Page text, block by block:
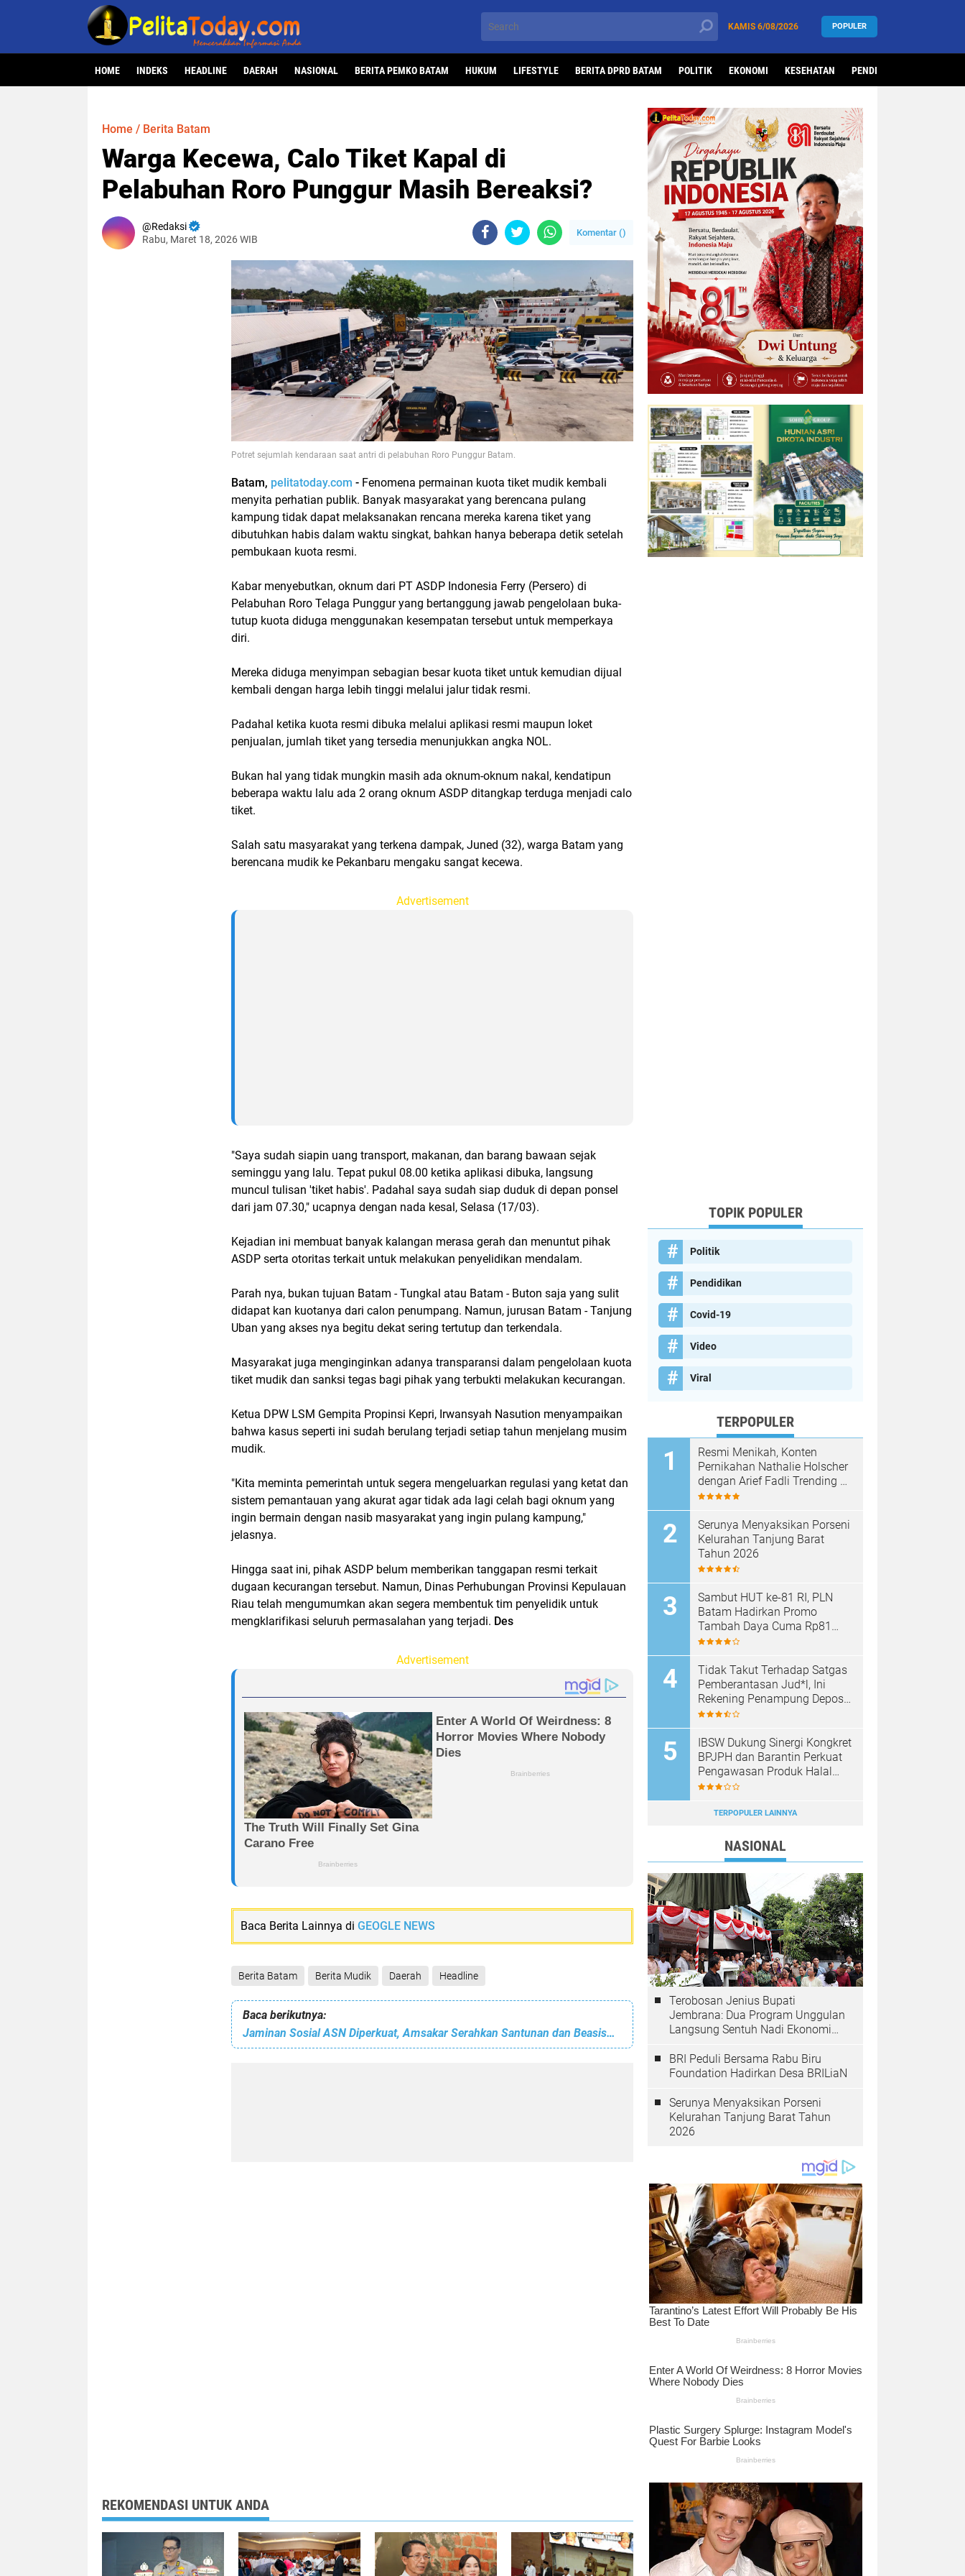
KAMIS 6/08/2026 POPULER
HOME INDEKS HEADLINE DAERAH NASIONAL BERITA PEMKO BATAM HUKUM LIFESTYLE BERITA DPRD BATAM POLITIK EKONOMI KESEHATAN PENDIDIKAN
Home / Berita Batam
Warga Kecewa, Calo Tiket Kapal di
Pelabuhan Roro Punggur Masih Bereaksi?
Redaksi
Rabu, Maret 18, 2026 WIB
Komentar ()
Potret sejumlah kendaraan saat antri di pelabuhan Roro Punggur Batam.
Batam, pelitatoday.com - Fenomena permainan kuota tiket mudik kembali
menyita perhatian publik. Banyak masyarakat yang berencana pulang
kampung tidak dapat melaksanakan rencana mereka karena tiket yang
dibutuhkan habis dalam waktu singkat, bahkan hanya beberapa detik setelah
pembukaan kuota resmi.
Kabar menyebutkan, oknum dari PT ASDP Indonesia Ferry (Persero) di
Pelabuhan Roro Telaga Punggur yang bertanggung jawab pengelolaan buka-
tutup kuota diduga menggunakan kesempatan tersebut untuk memperkaya
diri.
Mereka diduga menyimpan sebagian besar kuota tiket untuk kemudian dijual
kembali dengan harga lebih tinggi melalui jalur tidak resmi.
Padahal ketika kuota resmi dibuka melalui aplikasi resmi maupun loket
penjualan, jumlah tiket yang tersedia menunjukkan angka NOL.
Bukan hal yang tidak mungkin masih ada oknum-oknum nakal, kendatipun
beberapa waktu lalu ada 2 orang oknum ASDP ditangkap terduga menjadi calo
tiket.
Salah satu masyarakat yang terkena dampak, Juned (32), warga Batam yang
berencana mudik ke Pekanbaru mengaku sangat kecewa.
Advertisement
"Saya sudah siapin uang transport, makanan, dan barang bawaan sejak
seminggu yang lalu. Tepat pukul 08.00 ketika aplikasi dibuka, langsung
muncul tulisan 'tiket habis'. Padahal saya sudah siap duduk di depan ponsel
dari jam 07.30," ucapnya dengan nada kesal, Selasa (17/03).
Kejadian ini membuat banyak kalangan merasa gerah dan menuntut pihak
ASDP serta otoritas terkait untuk melakukan penyelidikan mendalam.
Parah nya, bukan tujuan Batam - Tungkal atau Batam - Buton saja yang sulit
didapat kan kuotanya dari calon penumpang. Namun, jurusan Batam - Tanjung
Uban yang akses nya begitu dekat sering tertutup dan terkendala.
Masyarakat juga menginginkan adanya transparansi dalam pengelolaan kuota
tiket mudik dan sanksi tegas bagi pihak yang terbukti melakukan kecurangan.
Ketua DPW LSM Gempita Propinsi Kepri, Irwansyah Nasution menyampaikan
bahwa kasus seperti ini sudah berulang terjadi setiap tahun menjelang musim
mudik.
"Kita meminta pemerintah untuk segera mengeluarkan regulasi yang ketat dan
sistem pemantauan yang akurat agar tidak ada lagi celah bagi oknum yang
ingin bermain dengan nasib masyarakat yang ingin pulang kampung,"
jelasnya.
Hingga saat ini, pihak ASDP belum memberikan tanggapan resmi terkait
dugaan kecurangan tersebut. Namun, Dinas Perhubungan Provinsi Kepulauan
Riau telah mengumumkan akan segera membentuk tim penyelidik untuk
mengklarifikasi seluruh permasalahan yang terjadi. Des
Advertisement
Baca Berita Lainnya di GEOGLE NEWS
Berita Batam Berita Mudik Daerah Headline
Baca berikutnya:
Jaminan Sosial ASN Diperkuat, Amsakar Serahkan Santunan dan Beasiswa untuk Ahli Waris
REKOMENDASI UNTUK ANDA
TOPIK POPULER
Politik
Pendidikan
Covid-19
Video
Viral
TERPOPULER
Resmi Menikah, Konten
Pernikahan Nathalie Holscher
dengan Arief Fadli Trending di
TikTok, Tembus 75 Juta
Serunya Menyaksikan Porseni
Kelurahan Tanjung Barat
Tahun 2026
Sambut HUT ke-81 RI, PLN
Batam Hadirkan Promo
Tambah Daya Cuma Rp81
Ribu
Tidak Takut Terhadap Satgas
Pemberantasan Jud*l, Ini
Rekening Penampung Deposit
di Situs MENARA4D
IBSW Dukung Sinergi Kongkret
BPJPH dan Barantin Perkuat
Pengawasan Produk Halal
Impor
TERPOPULER LAINNYA
NASIONAL
Terobosan Jenius Bupati
Jembrana: Dua Program Unggulan
Langsung Sentuh Nadi Ekonomi
BRI Peduli Bersama Rabu Biru
Foundation Hadirkan Desa BRILiaN
Serunya Menyaksikan Porseni
Kelurahan Tanjung Barat Tahun
2026